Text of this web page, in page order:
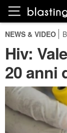
NEWS & VIDEO
Hiv:
20 anni